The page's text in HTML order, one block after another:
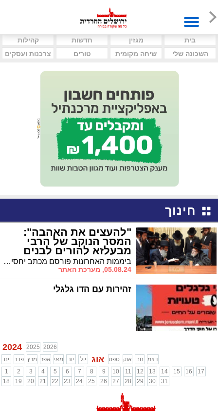
בית מגזין חדשות
קהילות
השכונה שלי
שיחה מקומית טורים צרכנות ועסקים
חינוך
"להעצים את האהבה":
המסר הנוקב של הרבי
מבעלזא להורים לבנים
ביממות האחרונות פורסם מכתב יחסית נדיר מהאדמו"ר מבעלזא שליט"א העוסק בדרך הנכונה לחינוך בנים מתבגרים. "וזה יסייע להם יותר מכל סיוע אחר"
05.08.24, מערכת האתר
זהירות עם הדו גלגלי
2024 2025 2026
ינו
פבר מרץ אפר מאי יונ יול אוג ספט אוק נוב
דצמ
1
2 3 4 5 6 7 8 9 10 11 12 13 14 15 16
17
18
19 20 21 22 23 24 25 26 27 28 29 30 31